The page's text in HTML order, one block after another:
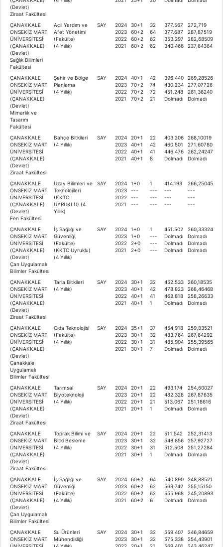
(Devlet)
Ziraat Fakültesi
ÇANAKKALE
ONSEKİZ MART
ÜNİVERSİTESİ
(ÇANAKKALE)
(Devlet)
Sağlık Bilimleri
Fakültesi
Acil Yardım ve
Afet Yönetimi
(Fakülte)
(4 Yıllık)
SAY
2024
2023
2022
2021
30+1
60+2
60+2
60+2
32
64
62
62
377.567
377.687
353.297
340.466
272,719
287,87519
282,68509
237,64364
ÇANAKKALE
ONSEKİZ MART
ÜNİVERSİTESİ
(ÇANAKKALE)
(Devlet)
Mimarlık ve
Tasarım
Fakültesi
Şehir ve Bölge
Planlama
(4 Yıllık)
SAY
2024
2023
2022
2021
40+1
70+2
70+2
70+2
42
74
72
21
396.440
430.234
451.248
Dolmadı
269,28526
277,07726
261,36240
Dolmadı
ÇANAKKALE
ONSEKİZ MART
ÜNİVERSİTESİ
(ÇANAKKALE)
(Devlet)
Ziraat Fakültesi
Bahçe Bitkileri
(4 Yıllık)
SAY
2024
2023
2022
2021
20+1
40+1
40+1
40+1
22
42
41
8
403.206
460.501
446.476
Dolmadı
268,10019
271,60780
262,24247
Dolmadı
ÇANAKKALE
ONSEKİZ MART
ÜNİVERSİTESİ
(ÇANAKKALE)
(Devlet)
Fen Fakültesi
Uzay Bilimleri ve
Teknolojileri
(KKTC
UYRUKLU) (4
Yıllık)
SAY
2024
2023
2022
2021
1+0
---
---
---
1
---
---
---
414.193
---
---
---
266,25045
---
---
---
ÇANAKKALE
ONSEKİZ MART
ÜNİVERSİTESİ
(ÇANAKKALE)
(Devlet)
Çan Uygulamalı
Bilimler Fakültesi
İş Sağlığı ve
Güvenliği
(Fakülte)
(KKTC Uyruklu)
(4 Yıllık)
SAY
2024
2023
2022
2021
1+0
1+0
2+0
2+0
1
---
---
---
451.502
Dolmadı
Dolmadı
Dolmadı
260,33324
Dolmadı
Dolmadı
Dolmadı
ÇANAKKALE
ONSEKİZ MART
ÜNİVERSİTESİ
(ÇANAKKALE)
(Devlet)
Ziraat Fakültesi
Tarla Bitkileri
(4 Yıllık)
SAY
2024
2023
2022
2021
30+1
40+1
40+1
40+1
32
42
41
1
452.533
478.823
468.818
Dolmadı
260,18535
268,46468
258,26633
Dolmadı
ÇANAKKALE
ONSEKİZ MART
ÜNİVERSİTESİ
(ÇANAKKALE)
(Devlet)
Çanakkale
Uygulamalı
Bilimler Fakültesi
Gıda Teknolojisi
(Fakülte)
(4 Yıllık)
SAY
2024
2023
2022
2021
35+1
30+1
30+1
30+1
37
32
31
7
454.918
483.764
485.904
Dolmadı
259,83521
267,64292
255,39565
Dolmadı
ÇANAKKALE
ONSEKİZ MART
ÜNİVERSİTESİ
(ÇANAKKALE)
(Devlet)
Ziraat Fakültesi
Tarımsal
Biyoteknoloji
(4 Yıllık)
SAY
2024
2023
2022
2021
20+1
20+1
20+1
20+1
22
22
21
1
493.174
482.328
513.067
Dolmadı
254,60027
267,87635
251,18616
Dolmadı
ÇANAKKALE
ONSEKİZ MART
ÜNİVERSİTESİ
(ÇANAKKALE)
(Devlet)
Ziraat Fakültesi
Toprak Bilimi ve
Bitki Besleme
(4 Yıllık)
SAY
2024
2023
2022
2021
20+1
30+1
30+1
30+1
22
32
31
1
511.542
548.856
512.508
Dolmadı
252,31413
257,92727
251,27284
Dolmadı
ÇANAKKALE
ONSEKİZ MART
ÜNİVERSİTESİ
(ÇANAKKALE)
(Devlet)
Çan Uygulamalı
Bilimler Fakültesi
İş Sağlığı ve
Güvenliği
(Fakülte)
(4 Yıllık)
SAY
2024
2023
2022
2021
60+2
60+2
60+2
60+2
64
62
62
6
540.890
569.742
555.968
Dolmadı
248,88521
255,15150
245,20893
Dolmadı
ÇANAKKALE
ONSEKİZ MART
Su Ürünleri
Mühendisliği
SAY
2024
2023
30+1
30+1
32
32
559.407
575.338
246,84659
254,43901